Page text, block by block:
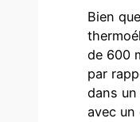
Bien
de 600
par
dans
avec un